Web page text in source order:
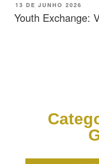
13 DE JUNHO 2026
Youth Exchange: